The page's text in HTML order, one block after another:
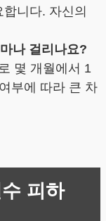
니다. 자신의
나 걸리나요?
몇 개월에서 1
부에 따라 큰 차
피하